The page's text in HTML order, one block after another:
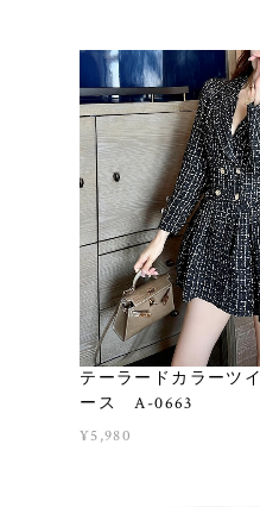
テーラードカラーツ
ース A-0663
¥5,980